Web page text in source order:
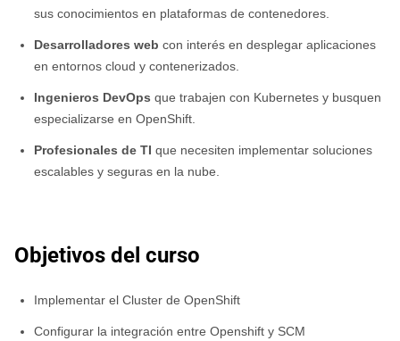
sus conocimientos en plataformas de contenedores.
Desarrolladores web con interés en desplegar aplicaciones
en entornos cloud y contenerizados.
Ingenieros DevOps que trabajen con Kubernetes y busquen
especializarse en OpenShift.
Profesionales de TI que necesiten implementar soluciones
escalables y seguras en la nube.
Objetivos del curso
Implementar el Cluster de OpenShift
Configurar la integración entre Openshift y SCM